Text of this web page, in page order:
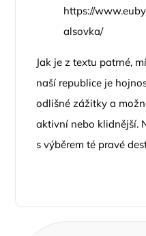
https://
alsovka/
Jak je z textu patrné,
naší republice je
odlišné zážitky a
aktivní nebo klidnější.
s výběrem té pravé